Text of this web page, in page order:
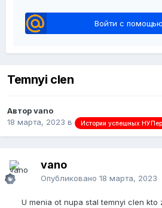
Войти с помощью
Temnyi clen
Автор vano
18 марта, 2023 в Истории успешных
vano
Опубликовано 18 марта, 2023
U menia ot nupa stal temnyi clen kto